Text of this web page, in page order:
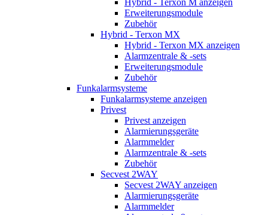
Hybrid - Terxon M anzeigen
Erweiterungsmodule
Zubehör
Hybrid - Terxon MX
Hybrid - Terxon MX anzeigen
Alarmzentrale & -sets
Erweiterungsmodule
Zubehör
Funkalarmsysteme
Funkalarmsysteme anzeigen
Privest
Privest anzeigen
Alarmierungsgeräte
Alarmmelder
Alarmzentrale & -sets
Zubehör
Secvest 2WAY
Secvest 2WAY anzeigen
Alarmierungsgeräte
Alarmmelder